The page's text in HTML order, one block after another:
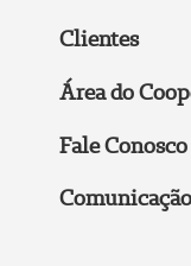
Clientes
Área do
Fale Conosco
Comunicação